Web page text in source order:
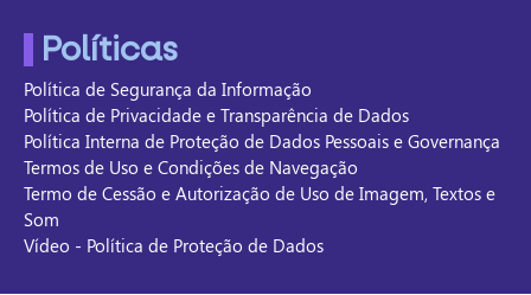
Políticas
Política de Segurança da Informação
Política de Privacidade e Transparência de Dados
Política Interna de Proteção de Dados Pessoais e Governança
Termos de Uso e Condições de Navegação
Termo de Cessão e Autorização de Uso de Imagem, Textos e
Som
Vídeo - Política de Proteção de Dados